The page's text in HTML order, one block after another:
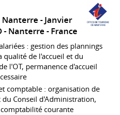
Nanterre
Janvier
Nanterre France
: gestion des plannings
qualité de l'accueil et du
l'OT, permanence d'accueil
comptable : organisation de
du Conseil d'Administration,
courante